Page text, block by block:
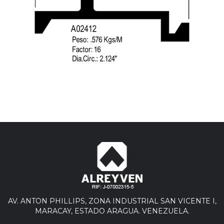
AV. ANTON PHILLIPS, ZONA INDUSTRIAL SAN VICENTE I,
MARACAY, ESTADO ARAGUA. VENEZUELA.